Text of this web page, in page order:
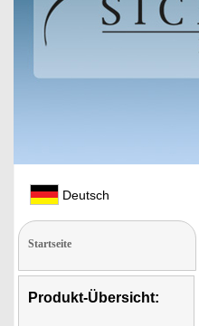
Deutsch
Startseite
Produkt-Übersicht: